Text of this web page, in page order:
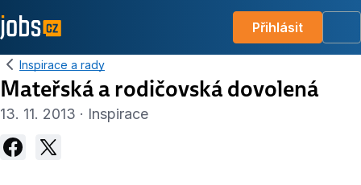
Přihlásit
Inspirace a rady
Mateřská a rodičovská dovolená
13. 11. 2013 · Inspirace